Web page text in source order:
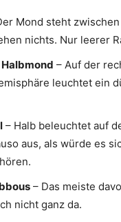
Mond steht
nichts. Nur leerer
– Auf der
leuchtet ein
– Halb beleuchtet auf
aus, als würde es
– Das meiste
nicht ganz da.